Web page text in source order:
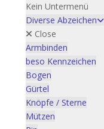
Kein Untermenü
Diverse Abzeichen
Close
Armbinden
beso Kennzeichen
Bogen
Gürtel
Knöpfe / Sterne
Mützen